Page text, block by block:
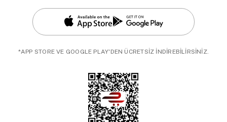
*APP STORE VE GOOGLE PLAY'DEN ÜCRETSİZ İNDİREBİLİRSİNİZ.